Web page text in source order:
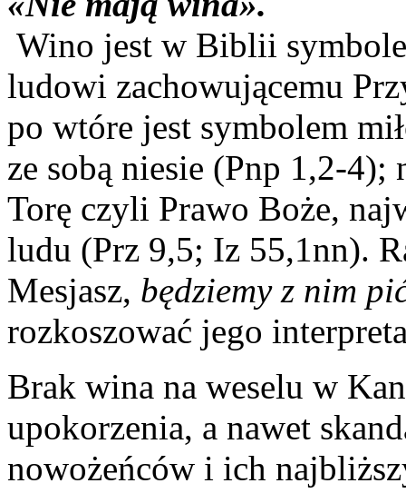
Wino jest w Biblii
ludowi zachowującemu
po wtóre jest symbolem
ze sobą niesie (Pnp 1,2-4);
Torę czyli Prawo Boże,
ludu (Prz 9,5; Iz 55,1nn).
Mesjasz, będziemy z nim
rozkoszować jego
Brak wina na weselu w
upokorzenia, a nawet
nowożeńców i ich